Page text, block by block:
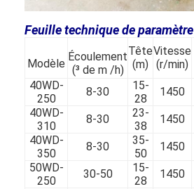
Feuille technique de paramètre
Modèle
Écoulement
(³ de m /h)
Tête
(m)
Vitesse
(r/min)
40WD-
250
8-30
15-
28
1450
40WD-
310
8-30
23-
38
1450
40WD-
350
8-30
35-
50
1450
50WD-
250
30-50
15-
28
1450